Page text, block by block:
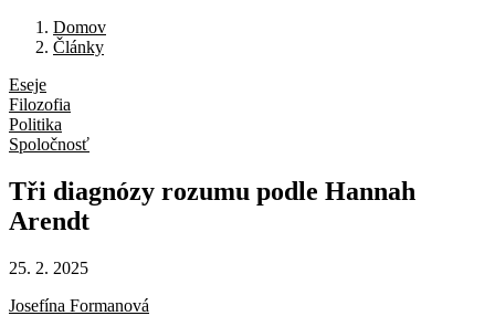
Domov
Články
Eseje
Filozofia
Politika
Spoločnosť
Tři diagnózy rozumu podle Hannah
Arendt
25. 2. 2025
Josefína Formanová